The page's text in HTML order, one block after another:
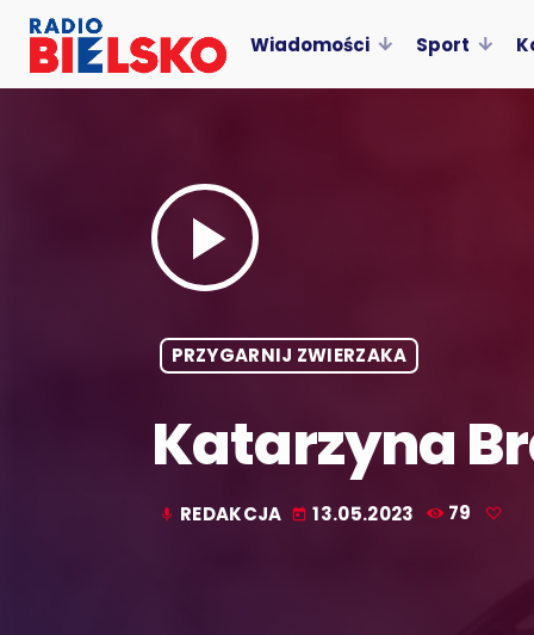
Wiadomości Sport
play_arrow
PRZYGARNIJ ZWIERZAKA
Katarzyna
mic REDAKCJA today 13.05.2023 79